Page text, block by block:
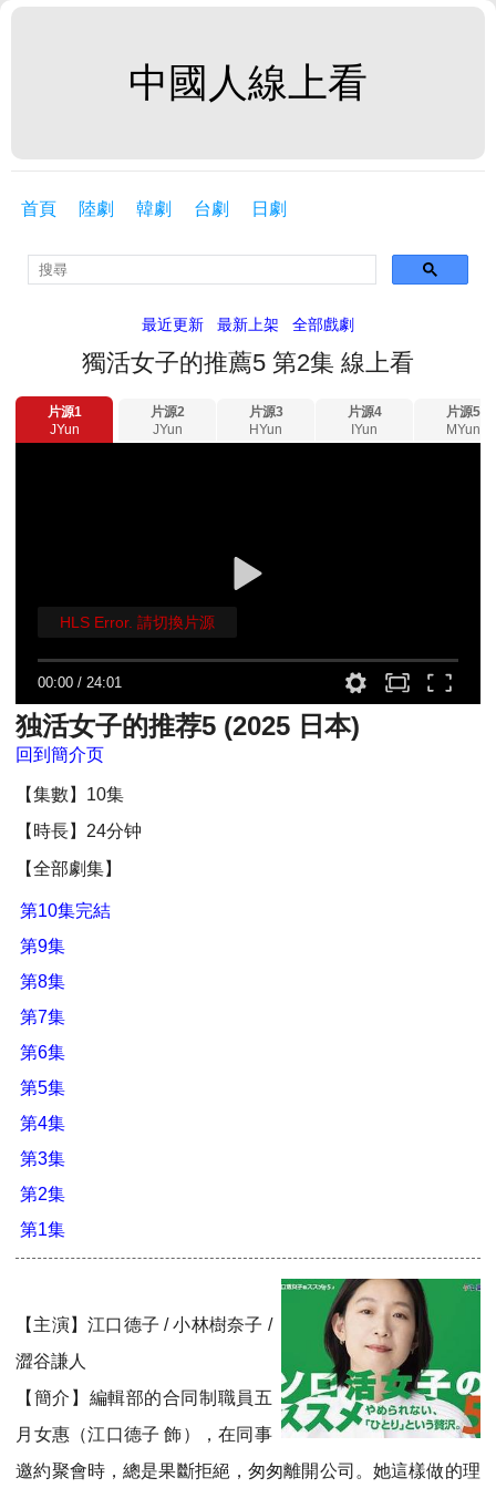
中國人線上看
首頁 陸劇 韓劇 台劇 日劇
最近更新 最新上架 全部戲劇
獨活女子的推薦5 第2集 線上看
片源1
JYun
片源2
JYun
片源3
HYun
片源4
IYun
片源5
MYun
00:00 / 24:01
HLS Error. 請切換片源
独活女子的推荐5 (2025 日本)
回到簡介页
【集數】10集
【時長】24分钟
【全部劇集】
第10集完結
第9集
第8集
第7集
第6集
第5集
第4集
第3集
第2集
第1集
【主演】江口德子 / 小林樹奈子 /
澀谷謙人
【簡介】編輯部的合同制職員五
月女惠（江口德子 飾），在同事
邀約聚會時，總是果斷拒絕，匆匆離開公司。她這樣做的理